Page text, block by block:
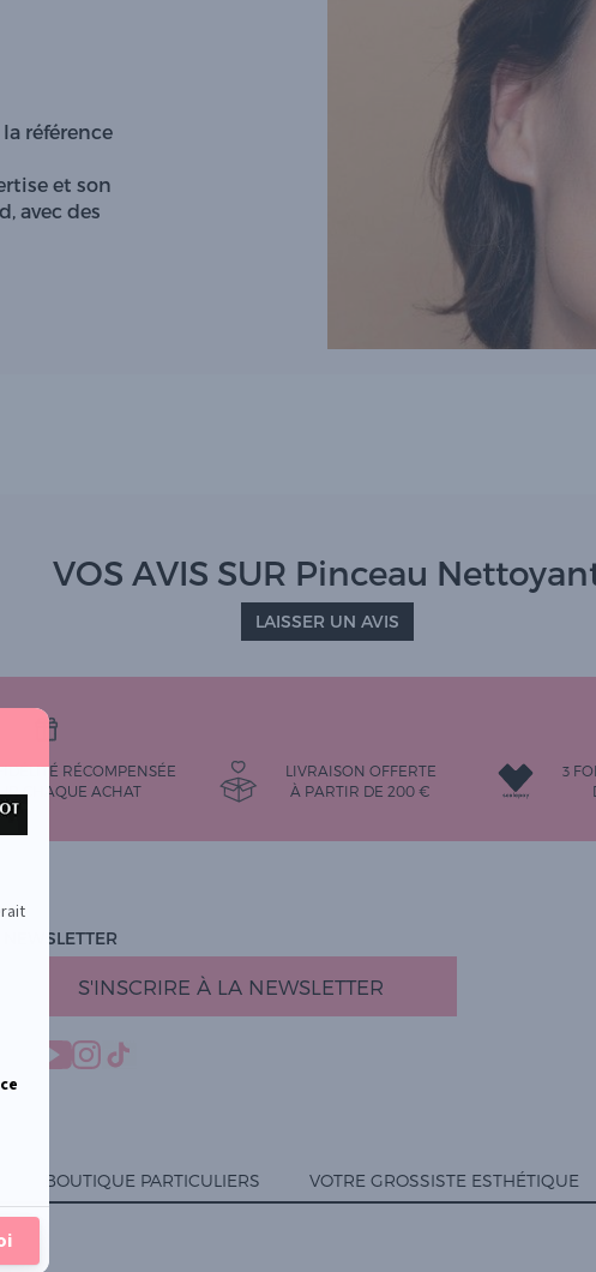
référence
et son
avec des
VOS AVIS SUR Pinceau
LAISSER UN AVIS
RÉCOMPENSÉE
CHAQUE ACHAT
LIVRAISON OFFERTE
À PARTIR DE 200 €
3
NEWSLETTER
S'INSCRIRE À LA NEWSLETTER
BOUTIQUE PARTICULIERS VOTRE GROSSISTE ESTHÉTIQUE